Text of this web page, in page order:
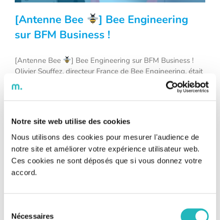
Notre site web utilise des cookies
Nous utilisons des cookies pour mesurer l'audience de
notre site et améliorer votre expérience utilisateur web.
Ces cookies ne sont déposés que si vous donnez votre
accord.
Nécessaires
[Antenne Bee
] Bee Engineering sur
[Antenne Bee
] Bee Engineering
sur BFM Business !
[Antenne Bee
] Bee Engineering sur BFM Business !
Olivier Souffez, directeur France de Bee Engineering, était
récemment l’invité de Fanny Berthon dans l’émission
“L’Hebdo des PME” sur BFM Business ! Cette semaine, on
Crédit vidéo : BFMTV / MédiasFrance / [...]